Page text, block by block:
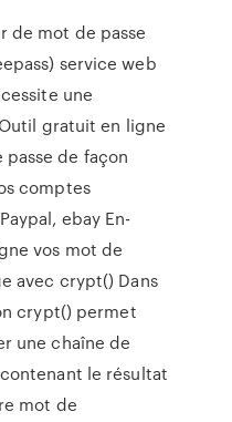
de mot de passe
service web
une
gratuit en ligne
de façon
comptes
ebay En-
vos mot de
avec crypt() Dans
crypt() permet
une chaîne de
le résultat
mot de